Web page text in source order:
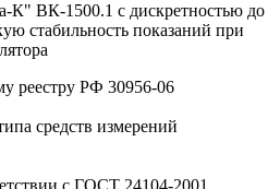
К" ВК-1500.1 с дискретностью до
стабильность показаний при
реестру РФ 30956-06
средств измерений
с ГОСТ 24104-2001